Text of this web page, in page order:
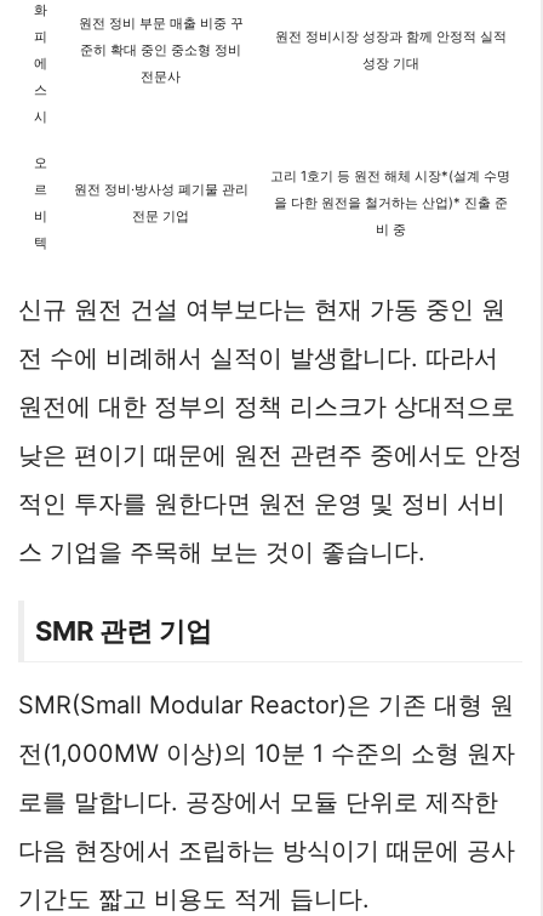
화
피
에
스
시
원전 정비 부문 매출 비중 꾸
준히 확대 중인 중소형 정비
전문사
원전 정비시장 성장과 함께 안정적 실적
성장 기대
오
르
비
텍
원전 정비·방사성 폐기물 관리
전문 기업
고리 1호기 등 원전 해체 시장*(설계 수명
을 다한 원전을 철거하는 산업)* 진출 준
비 중
신규 원전 건설 여부보다는 현재 가동 중인 원
전 수에 비례해서 실적이 발생합니다. 따라서
원전에 대한 정부의 정책 리스크가 상대적으로
낮은 편이기 때문에 원전 관련주 중에서도 안정
적인 투자를 원한다면 원전 운영 및 정비 서비
스 기업을 주목해 보는 것이 좋습니다.
SMR 관련 기업
SMR(Small Modular Reactor)은 기존 대형 원
전(1,000MW 이상)의 10분 1 수준의 소형 원자
로를 말합니다. 공장에서 모듈 단위로 제작한
다음 현장에서 조립하는 방식이기 때문에 공사
기간도 짧고 비용도 적게 듭니다.